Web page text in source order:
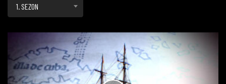
1. SEZON